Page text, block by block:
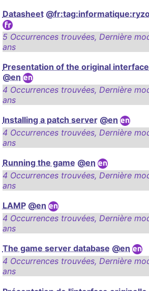
Datasheet
5 Occurrences trouvées, Dernière
ans
Presentation of the original
@en
4 Occurrences trouvées, Dernière
ans
Installing a patch server @en
4 Occurrences trouvées, Dernière
ans
Running the game @en
4 Occurrences trouvées, Dernière
ans
LAMP @en
4 Occurrences trouvées, Dernière
ans
The game server database @en
4 Occurrences trouvées, Dernière
ans